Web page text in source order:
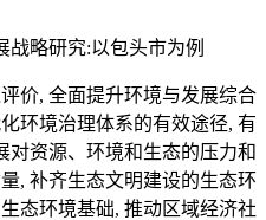
价, 全面提升环境与发展综合
环境治理体系的有效途径, 有
对资源、环境和生态的压力和
, 补齐生态文明建设的生态环
态环境基础, 推动区域经济社